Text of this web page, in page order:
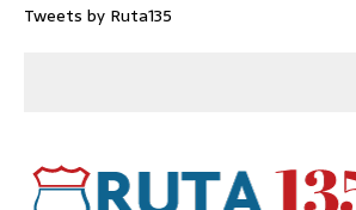
Tweets by Ruta135